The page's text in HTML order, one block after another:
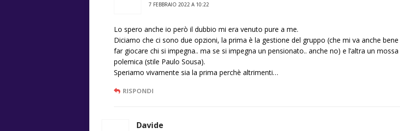
7 FEBBRAIO 2022 A 10:22
Lo spero anche io però il dubbio mi era venuto pure a me.
Diciamo che ci sono due opzioni, la prima è la gestione del gruppo (che mi va anche bene
far giocare chi si impegna.. ma se si impegna un pensionato.. anche no) e l’altra un mossa
polemica (stile Paulo Sousa).
Speriamo vivamente sia la prima perchè altrimenti…
RISPONDI
Davide